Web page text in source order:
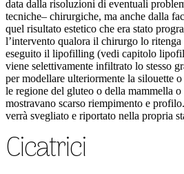
data dalla risoluzioni di eventuali
tecniche– chirurgiche, ma anche dalla
quel risultato estetico che era stato
l’intervento qualora il chirurgo lo ritenga
eseguito il lipofilling (vedi capitolo
viene selettivamente infiltrato lo stesso
per modellare ulteriormente la silouette
le regione del gluteo o della mammella
mostravano scarso riempimento e
verrà svegliato e riportato nella propria
Cicatrici